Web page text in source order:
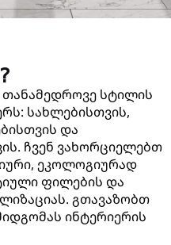
თანამედროვე სტილის
სახლებისთვის,
და
ჩვენ ვახორციელებთ
ეკოლოგიურად
ფილების და
გთავაზობთ
ინტერიერის